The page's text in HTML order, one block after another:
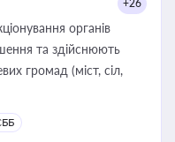
+26
органів
та здійснюють
громад (міст, сіл,